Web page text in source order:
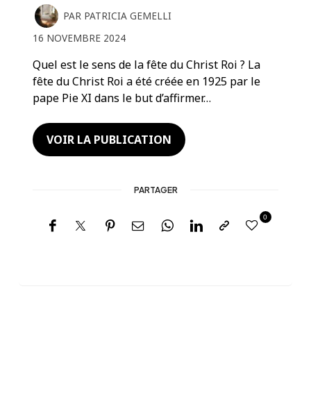
PAR PATRICIA GEMELLI
16 NOVEMBRE 2024
Quel est le sens de la fête du Christ Roi ? La
fête du Christ Roi a été créée en 1925 par le
pape Pie XI dans le but d’affirmer…
VOIR LA PUBLICATION
PARTAGER
0